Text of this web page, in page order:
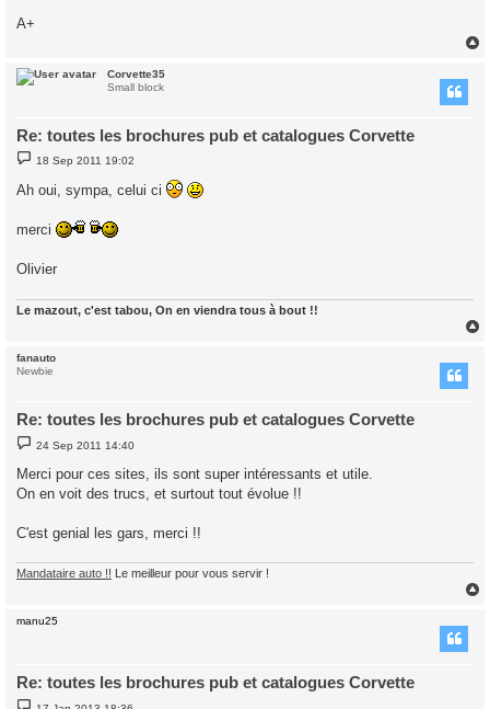
A+
Corvette35
Small block
Re: toutes les brochures pub et catalogues Corvette
P
t
18 Sep 2011 19:02
Ah oui, sympa, celui ci
merci
Olivier
Le mazout, c'est tabou, On en viendra tous à bout !!
fanauto
Newbie
Re: toutes les brochures pub et catalogues Corvette
P
o
t
24 Sep 2011 14:40
Merci pour ces sites, ils sont super intéressants et utile.
On en voit des trucs, et surtout tout évolue !!
C'est genial les gars, merci !!
Mandataire auto !! Le meilleur pour vous servir !
manu25
Re: toutes les brochures pub et catalogues Corvette
P